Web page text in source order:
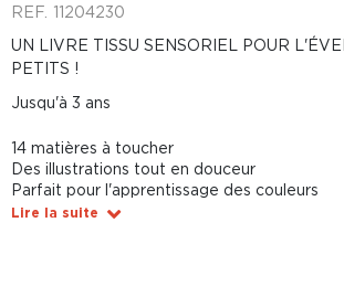
REF. 11204230
UN LIVRE TISSU SENSORIEL POUR
PETITS !
Jusqu'à 3 ans
14 matières à toucher
Des illustrations tout en douceur
Parfait pour l'apprentissage des couleurs
Lire la suite